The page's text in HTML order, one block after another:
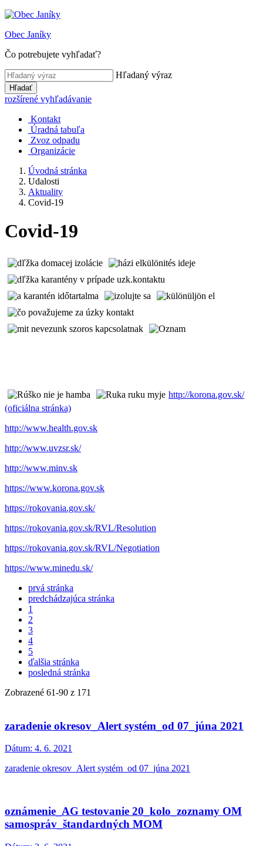
Obec Janíky
Čo potrebujete vyhľadať?
Hľadaný výraz
Hľadať
rozšírené vyhľadávanie
Kontakt
Úradná tabuľa
Zvoz odpadu
Organizácie
Úvodná stránka
Udalosti
Aktuality
Covid-19
Covid-19
http://korona.gov.sk/
(oficiálna stránka)
http://www.health.gov.sk
http://www.uvzsr.sk/
http://www.minv.sk
https://www.korona.gov.sk
https://rokovania.gov.sk/
https://rokovania.gov.sk/RVL/Resolution
https://rokovania.gov.sk/RVL/Negotiation
https://www.minedu.sk/
prvá stránka
predchádzajúca stránka
1
2
3
4
5
ďalšia stránka
posledná stránka
Zobrazené 61-90 z 171
zaradenie okresov_Alert systém_od 07_júna 2021
Dátum: 4. 6. 2021
zaradenie okresov_Alert systém_od 07_júna 2021
oznámenie_AG testovanie 20_kolo_zoznamy OM
samospráv_štandardných MOM